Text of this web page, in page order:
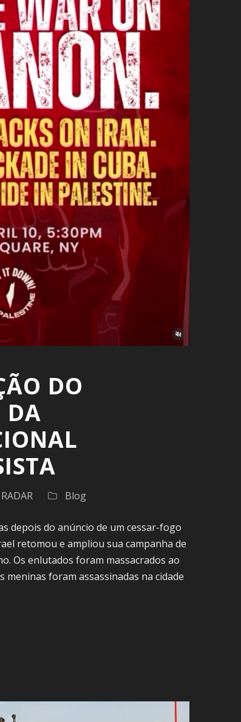
DO
DA
RADAR Blog
depois do anúncio de um cessar-fogo
retomou e ampliou sua campanha de
Os enlutados foram massacrados ao
meninas foram assassinadas na cidade